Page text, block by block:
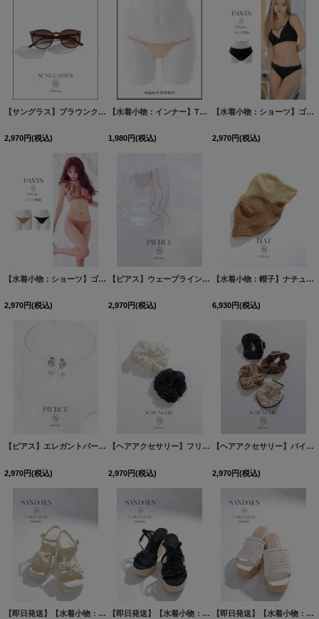
【サングラス】ブラウンクリアフレームサングラス [ MG-SA040]
2,970円(税込)
【水着小物：インナー】Tバックインナーショーツ 水着[FB01]
1,980円(税込)
【水着小物：ショーツ】ゴールドチェーンビキニショーツ【1カラー】
2,970円(税込)
【水着小物：ショーツ】ゴールドポイントビキニショーツ【2カラー】 [ PT100
2,970円(税込)
【ピアス】ウェーブラインロングピアス【Fサイズ/1カラー】
2,970円(税込)
【水着小物：帽子】ナチュラル編みハット【2カラー】
6,930円(税込)
【ピアス】エレガントパールビジューピアス【Fサイズ/1カラー】 [MG-PI404 ]
2,970円(税込)
【ヘアアクセサリー】フリルシュシュ【2カラー】 MG-
2,970円(税込)
【ヘアアクセサリー】バイカラーシュシュ【4カラー】
2,970円(税込)
【即日発送】【水着小物：ビーチサンダル】バックルストラップサンダル [MG-SN023 ]
【即日発送】【水着小物：ビーチサンダル】モードウェッジサンダル 【即日発送】【水着小物：ビーチサンダル】ナチュラル編み込みウェッジサンダル